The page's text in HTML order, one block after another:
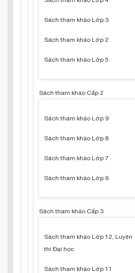
Sách tham khảo Lớp 3
Sách tham khảo Lớp 2
Sách tham khảo Lớp 5
Sách tham khảo Cấp 2
Sách tham khảo Lớp 9
Sách tham khảo Lớp 8
Sách tham khảo Lớp 7
Sách tham khảo Lớp 6
Sách tham khảo Cấp 3
Sách tham khảo Lớp 12, Luyện
thi Đại học
Sách tham khảo Lớp 11